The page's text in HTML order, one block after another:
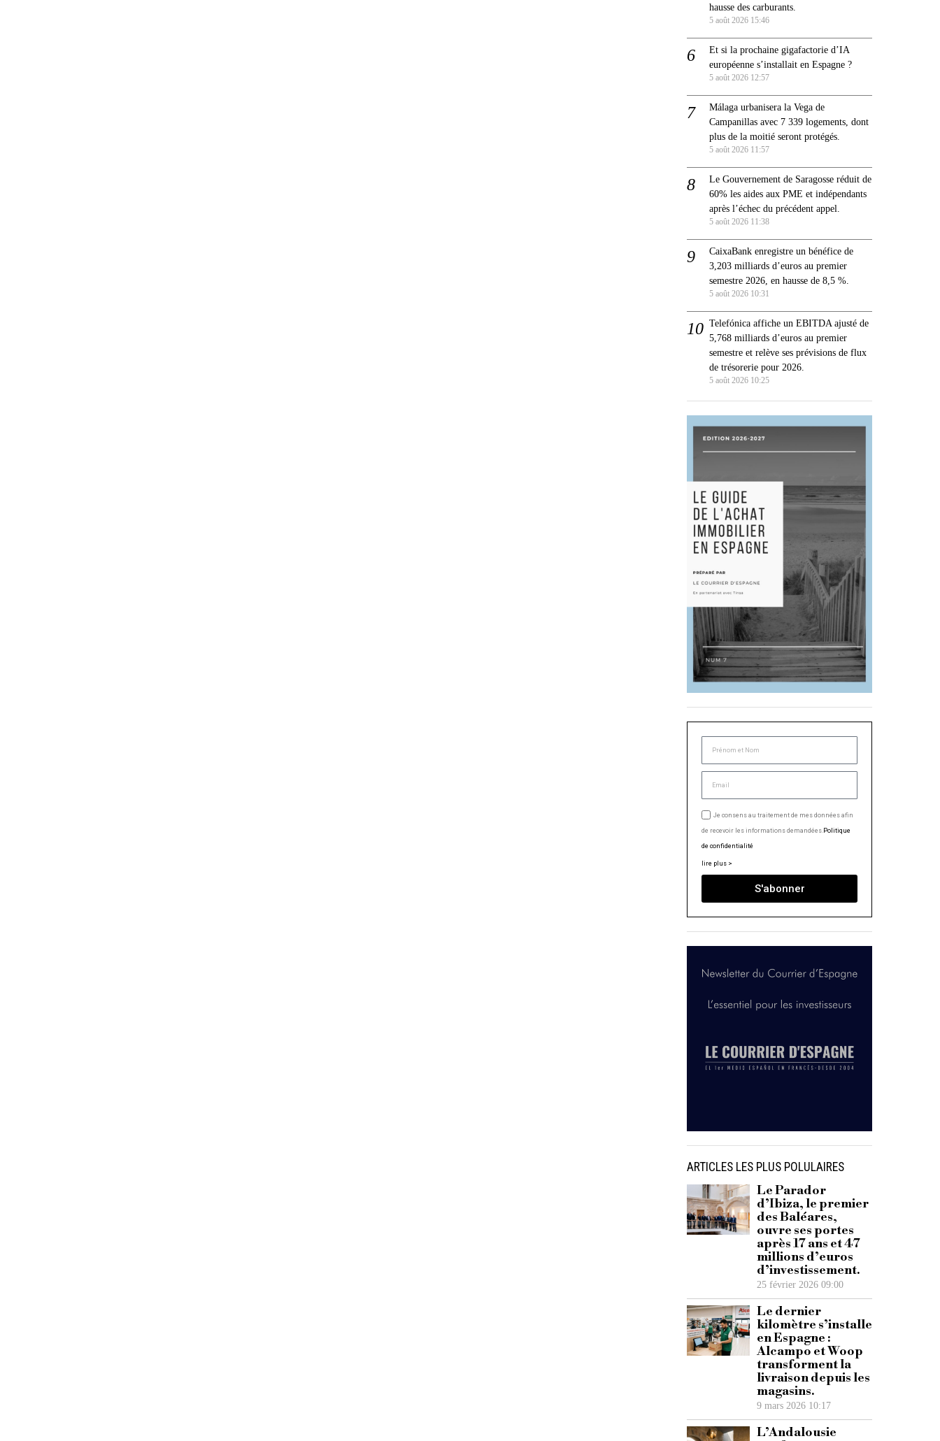
hausse des carburants.
5 août 2026 15:46
Et si la prochaine gigafactorie d’IA
européenne s’installait en Espagne ?
5 août 2026 12:57
Málaga urbanisera la Vega de
Campanillas avec 7 339 logements, dont
plus de la moitié seront protégés.
5 août 2026 11:57
Le Gouvernement de Saragosse réduit de
60% les aides aux PME et indépendants
après l’échec du précédent appel.
5 août 2026 11:38
CaixaBank enregistre un bénéfice de
3,203 milliards d’euros au premier
semestre 2026, en hausse de 8,5 %.
5 août 2026 10:31
Telefónica affiche un EBITDA ajusté de
5,768 milliards d’euros au premier
semestre et relève ses prévisions de flux
de trésorerie pour 2026.
5 août 2026 10:25
Je consens au traitement de mes données afin
de recevoir les informations demandées.Politique
de confidentialité
lire plus >
S'abonner
ARTICLES LES PLUS POLULAIRES
Le Parador
d’Ibiza, le premier
des Baléares,
ouvre ses portes
après 17 ans et 47
millions d’euros
d’investissement.
25 février 2026 09:00
Le dernier
kilomètre s’installe
en Espagne :
Alcampo et Woop
transforment la
livraison depuis les
magasins.
9 mars 2026 10:17
L’Andalousie